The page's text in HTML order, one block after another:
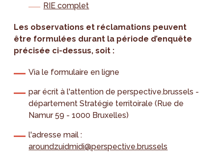
RIE complet
Les observations et réclamations peuvent
être formulées durant la période d’enquête
précisée ci-dessus, soit :
Via le formulaire en ligne
par écrit à l'attention de perspective.brussels -
département Stratégie territoirale (Rue de
Namur 59 - 1000 Bruxelles)
l'adresse mail :
aroundzuidmidi@perspective.brussels